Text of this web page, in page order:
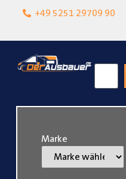
+49 5251 29709 90
Lokalgeschäft in
Marke